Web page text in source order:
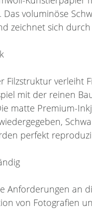
voluminöse
zeichnet sich
verleiht
mit der reinen
matte Premium-
perfekt
Anforderungen an
von Fotografien